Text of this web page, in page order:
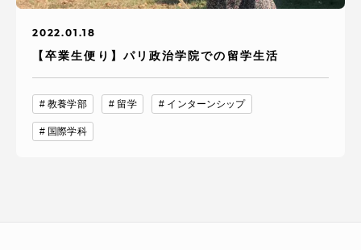
2022.01.18
【卒業生便り】パリ政治学院での留学生活
教養学部 留学 インターンシップ
国際学科